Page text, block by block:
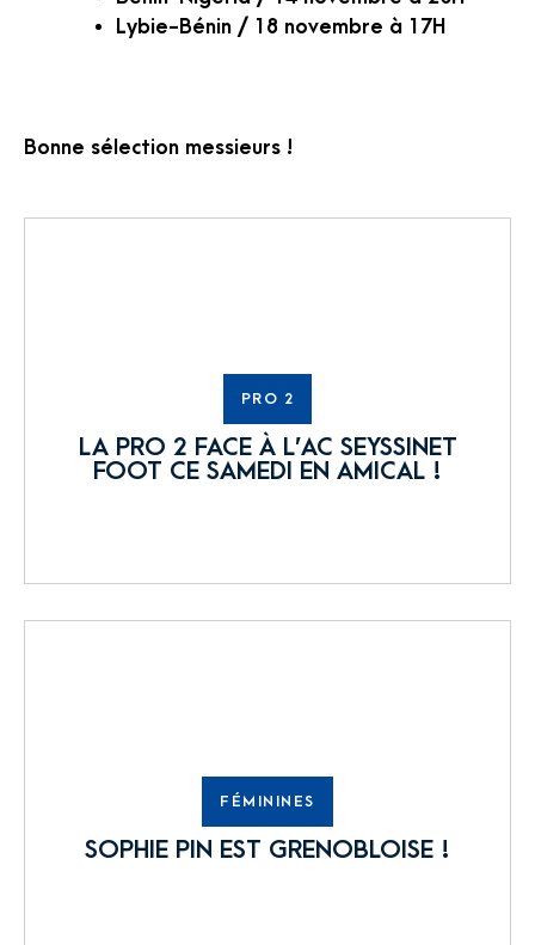
Lybie-Bénin / 18 novembre à 17H
Bonne sélection messieurs !
PRO 2
LA PRO 2 FACE À L’AC SEYSSINET
FOOT CE SAMEDI EN AMICAL !
FÉMININES
SOPHIE PIN EST GRENOBLOISE !